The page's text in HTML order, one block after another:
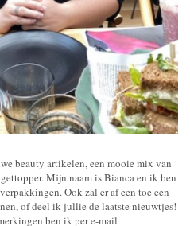
beauty artikelen, een mooie mix van
Mijn naam is Bianca en ik ben
Ook zal er af een toe een
of deel ik jullie de laatste nieuwtjes!
ben ik per e-mail